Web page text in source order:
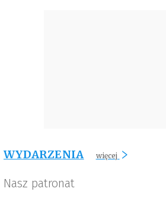
WYDARZENIA więcej
Nasz patronat